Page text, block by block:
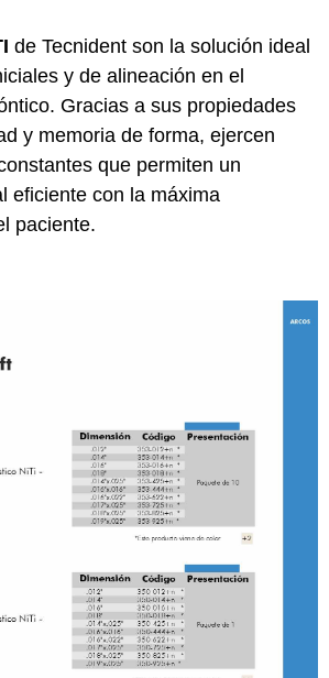
de Tecnident son la solución ideal
y de alineación en el
Gracias a sus propiedades
y memoria de forma, ejercen
que permiten un
eficiente con la máxima
paciente.